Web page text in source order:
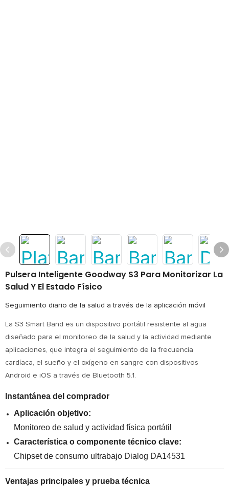
Pulsera Inteligente Goodway S3 Para Monitorizar La
Salud Y El Estado Físico
Seguimiento diario de la salud a través de la aplicación móvil
La S3 Smart Band es un dispositivo portátil resistente al agua
diseñado para el monitoreo de la salud y la actividad mediante
aplicaciones, que integra el seguimiento de la frecuencia
cardíaca, el sueño y el oxígeno en sangre con dispositivos
Android e iOS a través de Bluetooth 5.1.
Instantánea del comprador
Aplicación objetivo:
Monitoreo de salud y actividad física portátil
Característica o componente técnico clave:
Chipset de consumo ultrabajo Dialog DA14531
Ventajas principales y prueba técnica